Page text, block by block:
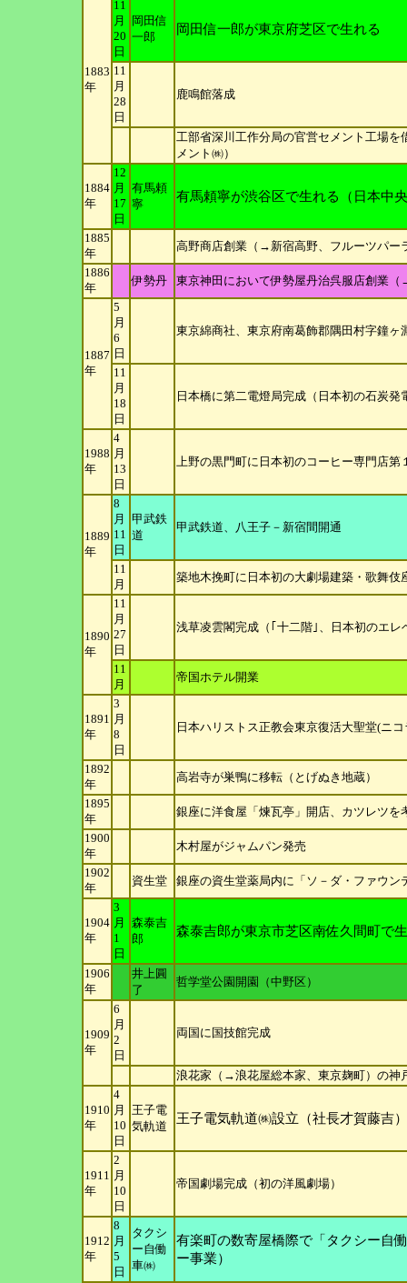
1883
年
11
月
20
日
岡田信
一郎
岡田信一郎が東京府芝区で生れる
11
月
28
日
鹿鳴館落成
工部省深川工作分局の官営セメント工場
メント㈱）
1884
年
12
月
17
日
有馬頼
寧
有馬頼寧が渋谷区で生れる（日本中
1885
年
高野商店創業（→新宿高野、フルーツパー
1886
年
伊勢丹 東京神田において伊勢屋丹治呉服店創業
1887
年
5
月
6
日
東京綿商社、東京府南葛飾郡隅田村字鐘
11
月
18
日
日本橋に第二電燈局完成（日本初の石炭発
1988
年
4
月
13
日
上野の黒門町に日本初のコーヒー専門店
1889
年
8
月
11
日
甲武鉄
道
甲武鉄道、八王子－新宿間開通
11
月
築地木挽町に日本初の大劇場建築・歌舞伎
1890
年
11
月
27
日
浅草凌雲閣完成（｢十二階｣、日本初のエレ
11
月
帝国ホテル開業
1891
年
3
月
8
日
日本ハリストス正教会東京復活大聖堂(ニ
1892
年
高岩寺が巣鴨に移転（とげぬき地蔵）
1895
年
銀座に洋食屋「煉瓦亭」開店、カツレツを
1900
年
木村屋がジャムパン発売
1902
年
資生堂 銀座の資生堂薬局内に「ソ－ダ・ファウ
1904
年
3
月
1
日
森泰吉
郎
森泰吉郎が東京市芝区南佐久間町で
1906
年
井上圓
了
哲学堂公園開園（中野区）
1909
年
6
月
2
日
両国に国技館完成
浪花家（→浪花屋総本家、東京麹町）の神
1910
年
4
月
10
日
王子電
気軌道
王子電気軌道㈱設立（社長才賀藤吉）
1911
年
2
月
10
日
帝国劇場完成（初の洋風劇場）
1912
年
8
月
5
日
タクシ
ー自働
車㈱
有楽町の数寄屋橋際で「タクシー自
ー事業）